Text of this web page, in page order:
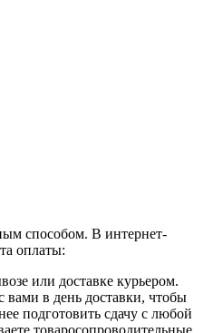
способом. В интернет-
оплаты:
или доставке курьером.
вами в день доставки, чтобы
подготовить сдачу с любой
товаросопроводительные